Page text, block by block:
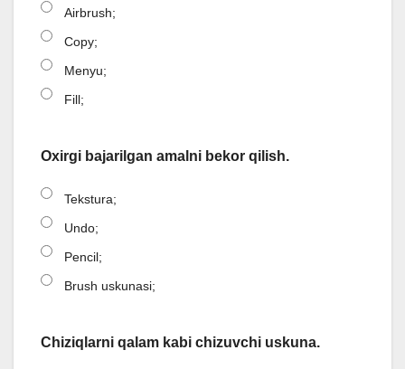
Airbrush;
Copy;
Menyu;
Fill;
Oxirgi bajarilgan amalni bekor qilish.
Tekstura;
Undo;
Pencil;
Brush uskunasi;
Chiziqlarni qalam kabi chizuvchi uskuna.